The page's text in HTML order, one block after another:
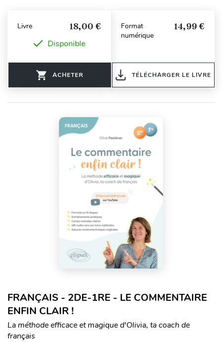
Livre 18,00 €
Disponible
ACHETER
Format
numérique
14,99 €
TÉLÉCHARGER LE LIVRE
FRANÇAIS - 2DE-1RE - LE COMMENTAIRE
ENFIN CLAIR !
La méthode efficace et magique d'Olivia, ta coach de
français